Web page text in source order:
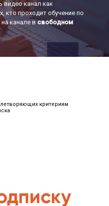
канал как
кто проходит обучение по
на канале всвободном
критериям